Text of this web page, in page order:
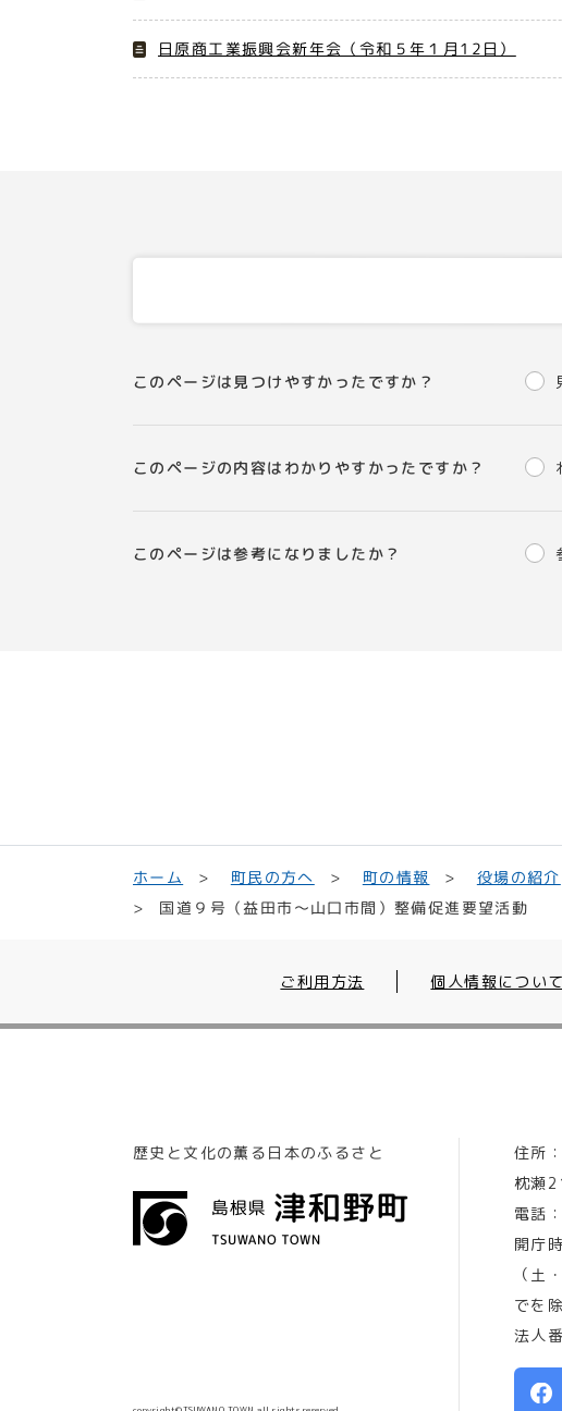
日原商工業振興会新年会（令和５年１月12日）
このページは見つけやすかったですか？
このページの内容はわかりやすかったですか？
このページは参考になりましたか？
ホーム 町民の方へ 町の情報 役場の紹介
国道９号（益田市～山口市間）整備促進要望活動
ご利用方法 個人情報について
歴史と文化の薫る日本のふるさと 住所：
枕瀬
電話：
開庁
（土
でを
法人